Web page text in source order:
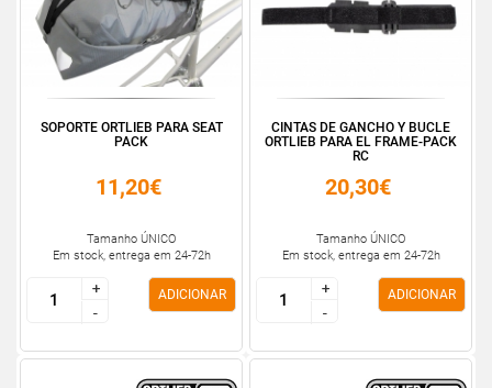
SOPORTE ORTLIEB PARA SEAT
PACK
11,20€
Tamanho ÚNICO
Em stock, entrega em 24-72h
+
-
+
-
ADICIONAR
CINTAS DE GANCHO Y BUCLE
ORTLIEB PARA EL FRAME-PACK
RC
20,30€
Tamanho ÚNICO
Em stock, entrega em 24-72h
+
-
+
-
ADICIONAR